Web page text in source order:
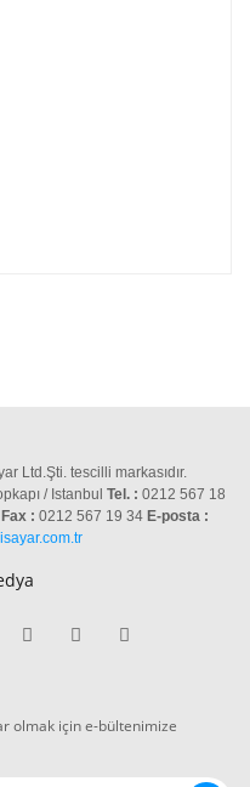
Ltd.Şti. tescilli markasıdır.
/ Istanbul Tel. : 0212 567 18
Fax : 0212 567 19 34 E-posta :
olmak için e-bültenimize